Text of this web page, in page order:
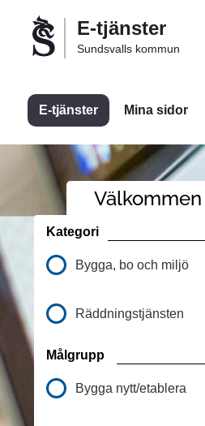
Välkommen
Sundsvalls
tjänster
E-tjänster
Sundsvalls kommun
E-tjänster Mina sidor
Kategori
Bygga, bo och miljö
Räddningstjänsten
Målgrupp
Bygga nytt/etablera